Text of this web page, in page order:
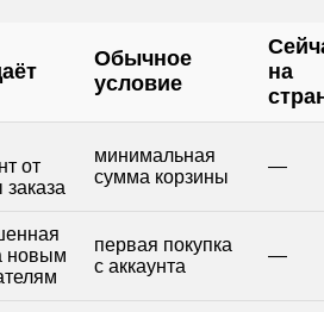
Обычное
условие
на
от
минимальная
сумма корзины
—
новым
первая покупка
с аккаунта
—